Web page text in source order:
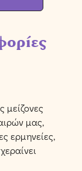
μείζονες
μας,
ερμηνείες,